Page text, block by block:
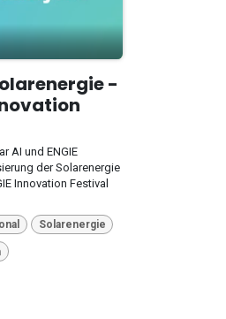
-
AI und ENGIE
der Solarenergie
Innovation Festival
Solarenergie